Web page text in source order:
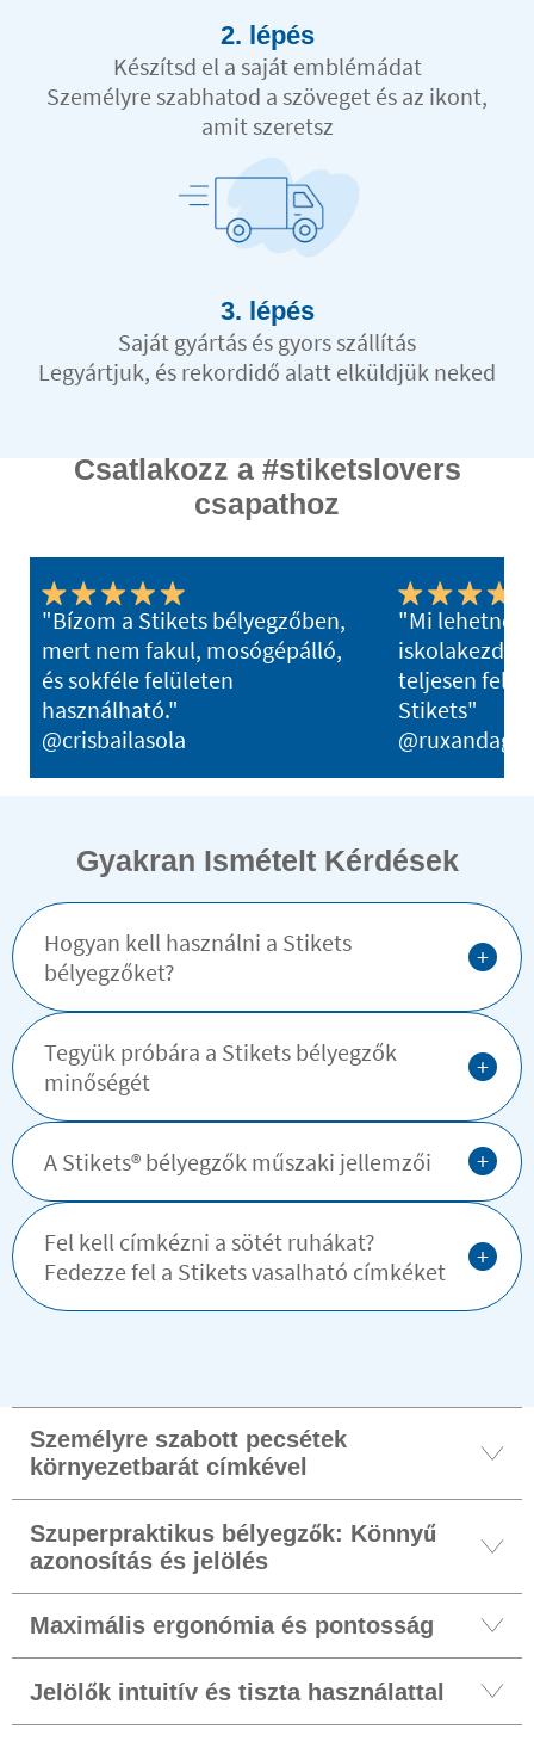
2. lépés
Készítsd el a saját emblémádat
Személyre szabhatod a szöveget és az ikont,
amit szeretsz
3. lépés
Saját gyártás és gyors szállítás
Legyártjuk, és rekordidő alatt elküldjük neked
Csatlakozz a #stiketslovers
csapathoz
"Bízom a Stikets bélyegzőben,
mert nem fakul, mosógépálló,
és sokféle felületen
használható."
@crisbailasola
"Mi lehetne
teljesen
Stikets"
Gyakran Ismételt Kérdések
Hogyan kell használni a Stikets
bélyegzőket?
+
Tegyük próbára a Stikets bélyegzők
minőségét
+
A Stikets®️ bélyegzők műszaki jellemzői +
Fel kell címkézni a sötét ruhákat?
Fedezze fel a Stikets vasalható címkéket
+
Személyre szabott pecsétek
környezetbarát címkével
Szuperpraktikus bélyegzők: Könnyű
azonosítás és jelölés
Maximális ergonómia és pontosság
Jelölők intuitív és tiszta használattal